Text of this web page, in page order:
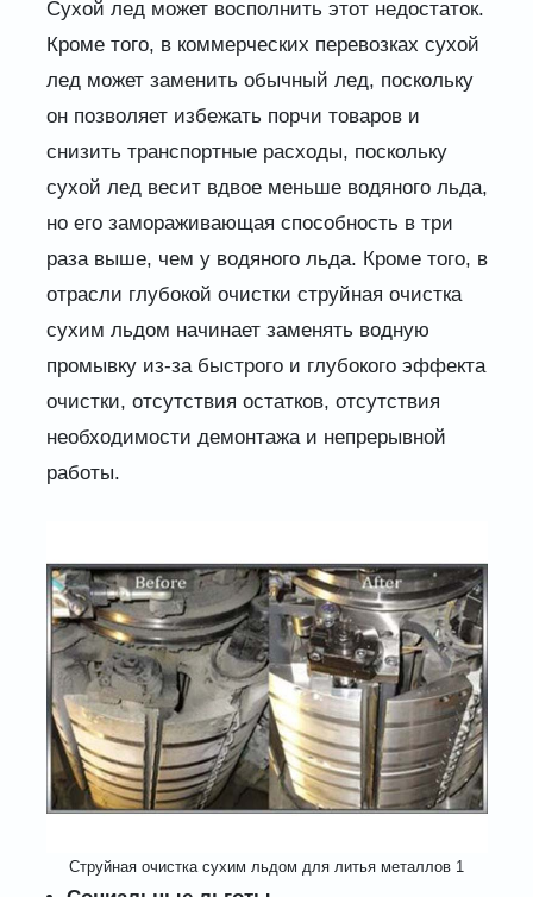
Сухой лед может восполнить этот недостаток.
Кроме того, в коммерческих перевозках сухой
лед может заменить обычный лед, поскольку
он позволяет избежать порчи товаров и
снизить транспортные расходы, поскольку
сухой лед весит вдвое меньше водяного льда,
но его замораживающая способность в три
раза выше, чем у водяного льда. Кроме того, в
отрасли глубокой очистки струйная очистка
сухим льдом начинает заменять водную
промывку из-за быстрого и глубокого эффекта
очистки, отсутствия остатков, отсутствия
необходимости демонтажа и непрерывной
работы.
Струйная очистка сухим льдом для литья металлов 1